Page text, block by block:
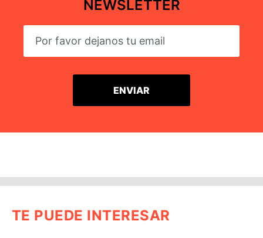
NEWSLETTER
TE PUEDE INTERESAR